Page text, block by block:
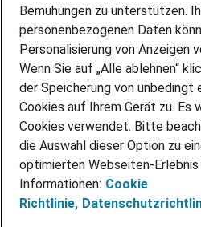
ÜBER UNS
STANDORTE
BLOG
PRESSE
KONTAKT
@Adecco 2026
IMPRESSUM
DATENSCHUTZ
Bemühungen zu unterstützen.
personenbezogenen Daten
Personalisierung von Anzeigen
Wenn Sie auf „Alle ablehnen“
der Speicherung von unbedingt
Cookies auf Ihrem Gerät zu. Es
Cookies verwendet. Bitte
die Auswahl dieser Option zu
optimierten Webseiten-
Informationen: Cookie
Richtlinie,